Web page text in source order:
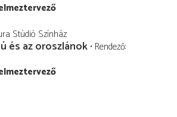
Stúdió Színház
és az oroszlánok Rendező